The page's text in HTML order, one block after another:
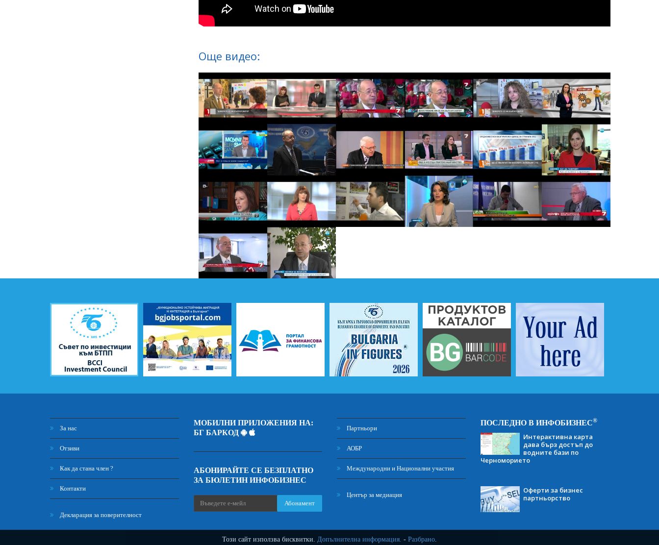
Този сайт използва бисквитки. Допълнителна информация. - Разбрано.
Още видео:
За нас
Отзиви
Как да стана член ?
Контакти
Декларация за поверителност
МОБИЛНИ ПРИЛОЖЕНИЯ НА:
БГ БАРКОД
АБОНИРАЙТЕ СЕ БЕЗПЛАТНО
ЗА БЮЛЕТИН ИНФОБИЗНЕС
Абонамент
Партньори
АОБР
Международни и Национални участия
Център за медиация
ПОСЛЕДНО В ИНФОБИЗНЕС®
Интерактивна карта
дава бърз достъп до
водните бази по
Черноморието
Оферти за бизнес
партньорство